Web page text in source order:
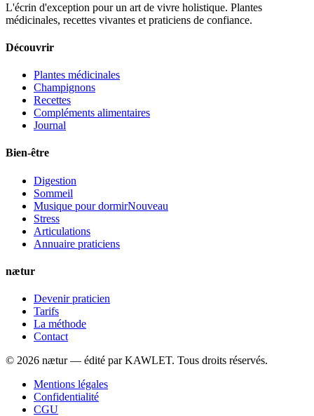
L'écrin d'exception pour un art de vivre holistique. Plantes
médicinales, recettes vivantes et praticiens de confiance.
Découvrir
Plantes médicinales
Champignons
Recettes
Compléments alimentaires
Journal
Bien-être
Digestion
Sommeil
Musique pour dormirNouveau
Stress
Articulations
Annuaire praticiens
nætur
Devenir praticien
Tarifs
La méthode
Contact
© 2026 nætur — édité par KAWLET. Tous droits réservés.
Mentions légales
Confidentialité
CGU